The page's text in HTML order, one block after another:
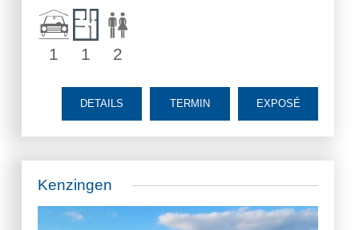
1 1 2
EXPOSÉ
TERMIN
DETAILS
Kenzingen